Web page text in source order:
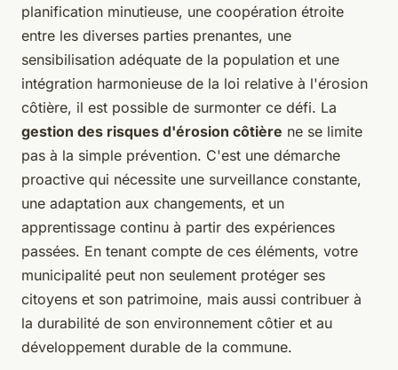
planification minutieuse, une coopération étroite
entre les diverses parties prenantes, une
sensibilisation adéquate de la population et une
intégration harmonieuse de la loi relative à l'érosion
côtière, il est possible de surmonter ce défi. La
gestion des risques d'érosion côtière ne se limite
pas à la simple prévention. C'est une démarche
proactive qui nécessite une surveillance constante,
une adaptation aux changements, et un
apprentissage continu à partir des expériences
passées. En tenant compte de ces éléments, votre
municipalité peut non seulement protéger ses
citoyens et son patrimoine, mais aussi contribuer à
la durabilité de son environnement côtier et au
développement durable de la commune.